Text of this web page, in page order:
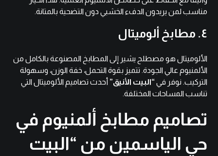
مناسب لمن يريدون الدفء الخشبي دون التضحية بالمتانة.
٤. مطابخ ألوميتال
الألوميتال هو مصطلح يشير إلى المطابخ المصنوعة بالكامل من
الألمنيوم عالي الجودة. تتميز بقوة التحمل، خفة الوزن، وسهولة
التركيب. نوفر في “البيت الأنيق” أحدث تصاميم الألوميتال التي
تناسب المساحات المختلفة.
تصاميم مطابخ ألمنيوم في
حي الياسمين من “البيت